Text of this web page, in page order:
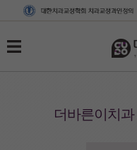
더바른이치과